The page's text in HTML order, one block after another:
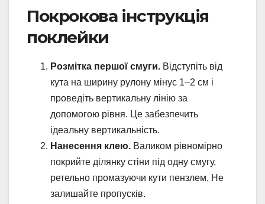
Покрокова інструкція
поклейки
Розмітка першої смуги. Відступіть від
кута на ширину рулону мінус 1–2 см і
проведіть вертикальну лінію за
допомогою рівня. Це забезпечить
ідеальну вертикальність.
Нанесення клею. Валиком рівномірно
покрийте ділянку стіни під одну смугу,
ретельно промазуючи кути пензлем. Не
залишайте пропусків.